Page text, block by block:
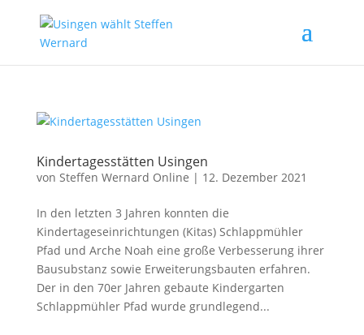
Kindertagesstätten Usingen
von Steffen Wernard Online | 12. Dezember 2021
In den letzten 3 Jahren konnten die
Kindertageseinrichtungen (Kitas) Schlappmühler
Pfad und Arche Noah eine große Verbesserung ihrer
Bausubstanz sowie Erweiterungsbauten erfahren.
Der in den 70er Jahren gebaute Kindergarten
Schlappmühler Pfad wurde grundlegend...